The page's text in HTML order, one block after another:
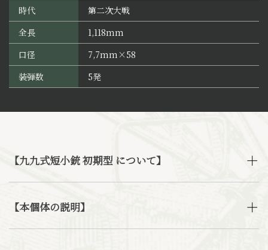
時代
第二次大戦
全長
1,118mm
口径
7,7mm×58
装弾数
5発
【九九式短小銃 初期型 について】
【本個体の説明】